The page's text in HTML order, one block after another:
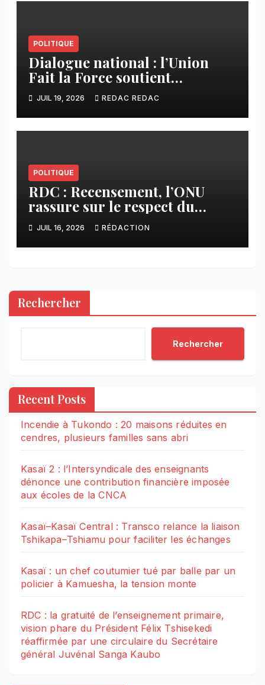
POLITIQUE
Dialogue national : l’Union
Fait la Force soutient
l’initiative de Tshisekedi et
s’oppose à la participation des
groupes armés
JUIL 19, 2026 REDAC REDAC
POLITIQUE
RDC : Recensement, l’ONU
rassure sur le respect du
calendrier constitutionnel
JUIL 16, 2026 RÉDACTION
Rechercher
Rechercher
Recent Posts
Incendie à Tukondo : 20 maisons réduites en
cendres, plusieurs familles sans abri
Kasaï 2 : l’Intersyndicale des enseignants
dénonce une contribution financière imposée
aux écoles de la CNCA
Kasaï–Kasaï Central : Transco relance la liaison
Tshikapa–Tshiamu pour faciliter les échanges
Kasaï : un chef coutumier tué par balle par un
policier à Kamuesha, la tension monte
RDC : la gratuité de l’enseignement primaire,
vision phare du Président Félix Tshisekedi
réaffirmée par une circulaire du Secrétaire
général Juvénal Sanga Kaubo